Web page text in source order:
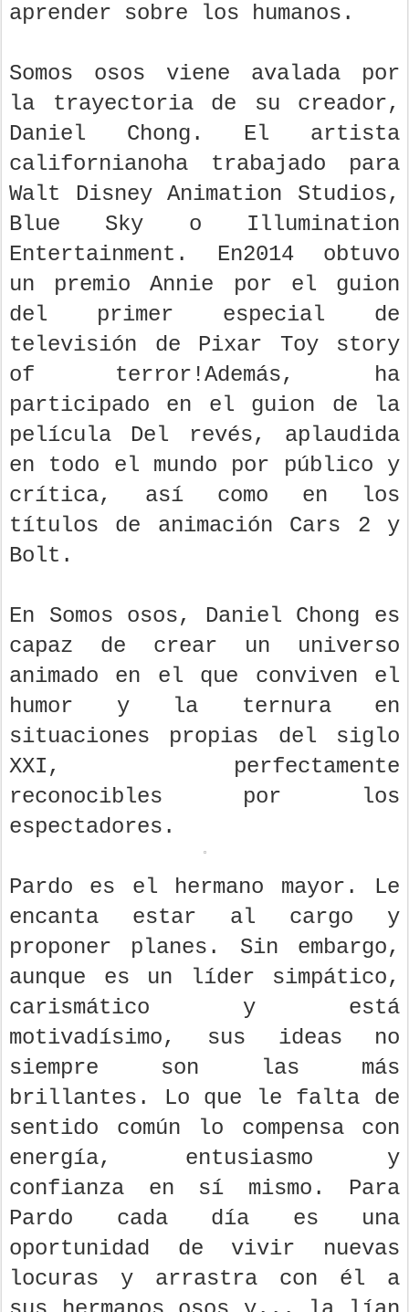
aprender sobre los humanos.
Somos osos viene avalada por
la trayectoria de su creador,
Daniel Chong. El artista
californianoha trabajado para
Walt Disney Animation Studios,
Blue Sky o Illumination
Entertainment. En2014 obtuvo
un premio Annie por el guion
del primer especial de
televisión de Pixar Toy story
of terror!Además, ha
participado en el guion de la
película Del revés, aplaudida
en todo el mundo por público y
crítica, así como en los
títulos de animación Cars 2 y
Bolt.
En Somos osos, Daniel Chong es
capaz de crear un universo
animado en el que conviven el
humor y la ternura en
situaciones propias del siglo
XXI, perfectamente
reconocibles por los
espectadores.
Pardo es el hermano mayor. Le
encanta estar al cargo y
proponer planes. Sin embargo,
aunque es un líder simpático,
carismático y está
motivadísimo, sus ideas no
siempre son las más
brillantes. Lo que le falta de
sentido común lo compensa con
energía, entusiasmo y
confianza en sí mismo. Para
Pardo cada día es una
oportunidad de vivir nuevas
locuras y arrastra con él a